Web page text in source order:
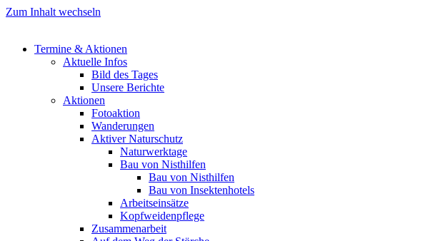
Zum Inhalt wechseln
Termine & Aktionen
Aktuelle Infos
Bild des Tages
Unsere Berichte
Aktionen
Fotoaktion
Wanderungen
Aktiver Naturschutz
Naturwerktage
Bau von Nisthilfen
Bau von Nisthilfen
Bau von Insektenhotels
Arbeitseinsätze
Kopfweidenpflege
Zusammenarbeit